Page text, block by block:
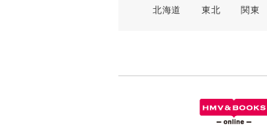
北海道 東北 関東